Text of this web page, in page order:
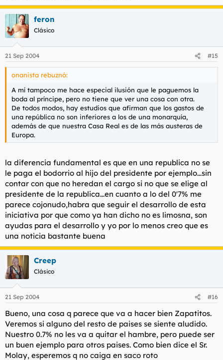
feron
Clásico
21 Sep 2004 #15
onanista rebuznó:
A mí tampoco me hace especial ilusión que le paguemos la
boda al príncipe, pero no tiene que ver una cosa con otra.
De todos modos, hay estudios que afirman que los gastos de
una república no son inferiores a los de una monarquía,
además de que nuestra Casa Real es de las más austeras de
Europa.
la diferencia fundamental es que en una republica no se
le paga el bodorrio al hijo del presidente por ejemplo...sin
contar con que no heredan el cargo si no que se elige al
presidente de la republica...en cuanto a lo del 0'7% me
parece cojonudo,habra que seguir el desarrollo de esta
iniciativa por que como ya han dicho no es limosna, son
ayudas para el desarrollo y yo por lo menos creo que es
una noticia bastante buena
Creep
Clásico
21 Sep 2004 #16
Bueno, una cosa q parece que va a hacer bien Zapatitos.
Veremos si alguno del resto de paises se siente aludido.
Nuestro 0.7% no les va a quitar el hambre, pero puede ser
un buen ejemplo para otros paises. Como bien dice el Sr.
Molay, esperemos q no caiga en saco roto